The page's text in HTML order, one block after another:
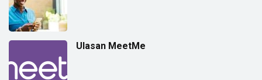
Ulasan MeetMe